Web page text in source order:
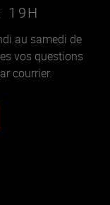
19H
au samedi de
vos questions
courrier.